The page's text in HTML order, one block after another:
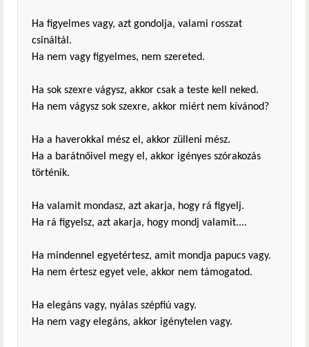
Ha figyelmes vagy, azt gondolja, valami rosszat
csináltál.
Ha nem vagy figyelmes, nem szereted.
Ha sok szexre vágysz, akkor csak a teste kell neked.
Ha nem vágysz sok szexre, akkor miért nem kívánod?
Ha a haverokkal mész el, akkor zülleni mész.
Ha a barátnőivel megy el, akkor igényes szórakozás
történik.
Ha valamit mondasz, azt akarja, hogy rá figyelj.
Ha rá figyelsz, azt akarja, hogy mondj valamit....
Ha mindennel egyetértesz, amit mondja papucs vagy.
Ha nem értesz egyet vele, akkor nem támogatod.
Ha elegáns vagy, nyálas szépfiú vagy.
Ha nem vagy elegáns, akkor igénytelen vagy.